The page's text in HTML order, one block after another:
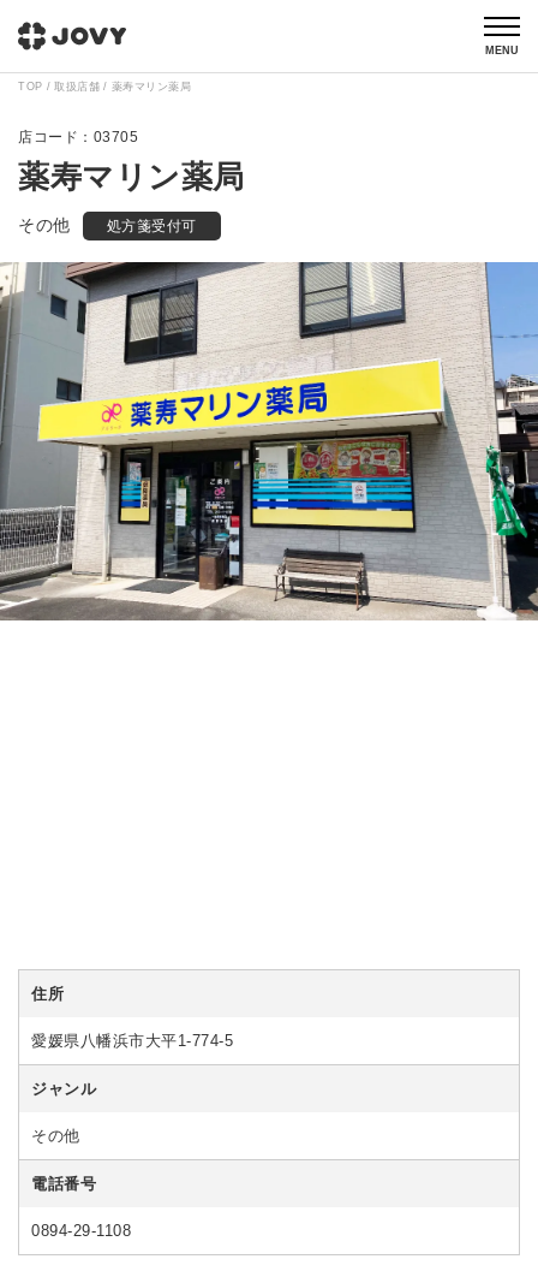
MENU
TOP 取扱店舗 薬寿マリン薬局
03705
薬寿マリン薬局
その他 処方箋受付可
住所
愛媛県八幡浜市大平1-774-5
ジャンル
その他
電話番号
0894-29-1108